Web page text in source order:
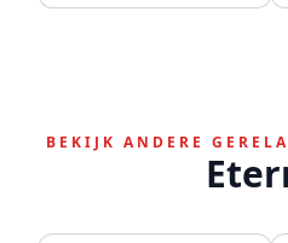
BEKIJK ANDERE